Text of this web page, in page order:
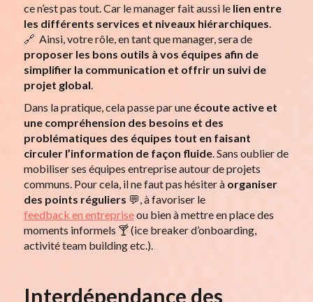
ce n’est pas tout. Car le manager fait aussi le lien entre
les différents services et niveaux hiérarchiques.
🔗 Ainsi, votre rôle, en tant que manager, sera de
proposer les bons outils à vos équipes afin de
simplifier la communication et offrir un suivi de
projet global.
Dans la pratique, cela passe par une écoute active et
une compréhension des besoins et des
problématiques des équipes tout en faisant
circuler l’information de façon fluide. Sans oublier de
mobiliser ses équipes entreprise autour de projets
communs. Pour cela, il ne faut pas hésiter à organiser
des points réguliers 💬, à favoriser le
feedback en entrepriseou bien à mettre en place des
moments informels 🍸 (ice breaker d’onboarding,
activité team building etc.).
Interdépendance des